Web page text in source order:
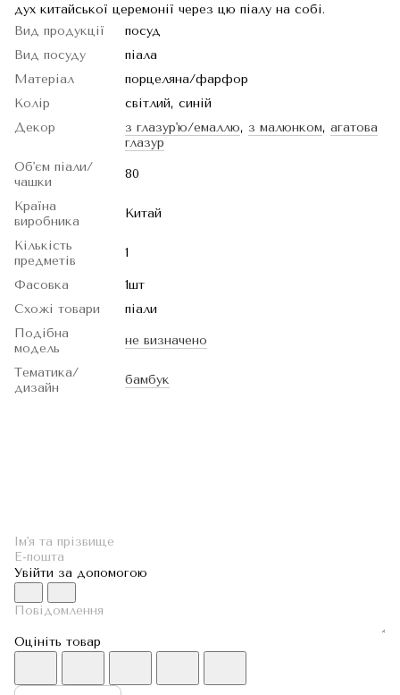
дух китайської церемонії через цю піалу на собі.
Вид продукції
посуд
Вид посуду
піала
Матеріал
порцеляна/фарфор
Колір
світлий, синій
Декор
з глазур'ю/емаллю, з малюнком, агатова
глазур
Об'єм піали/
чашки
80
Країна
виробника
Китай
Кількість
предметів
1
Фасовка
1шт
Схожі товари
піали
Подібна
модель
не визначено
Тематика/
дизайн
бамбук
Увійти за допомогою
Оцініть товар